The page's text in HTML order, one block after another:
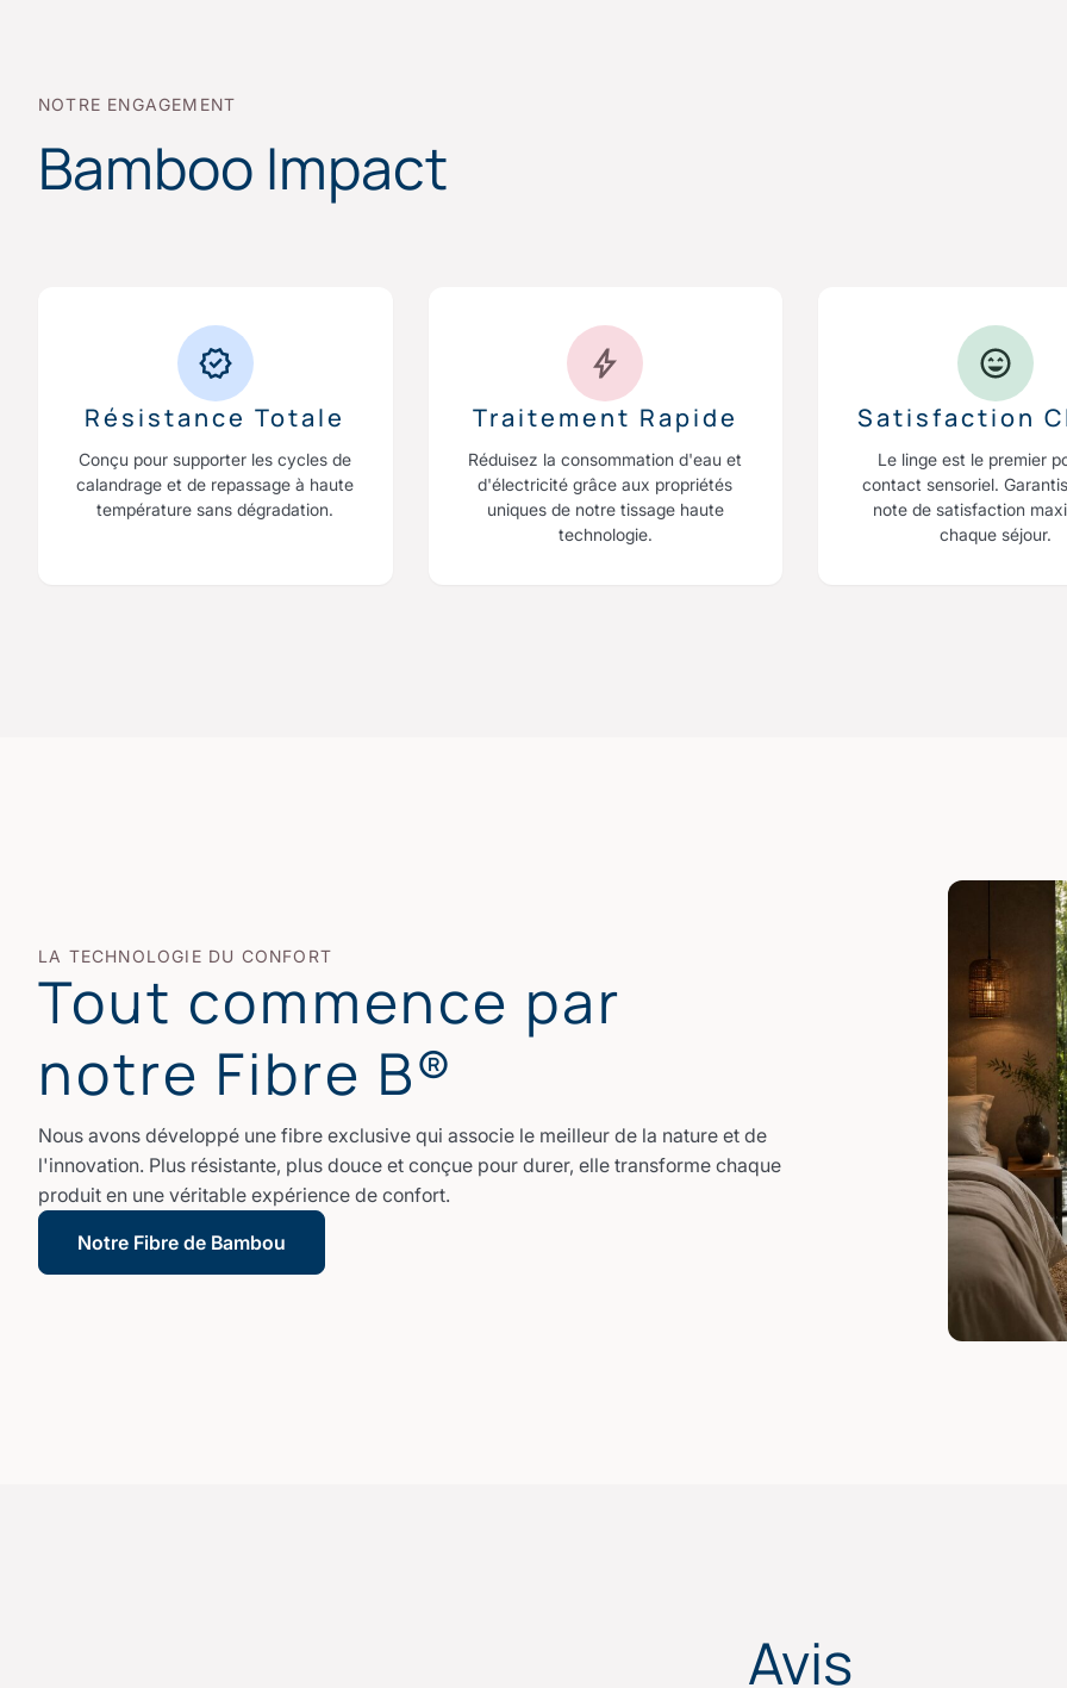
NOTRE ENGAGEMENT
Bamboo Impact
Résistance Totale
Conçu pour supporter les cycles de
calandrage et de repassage à haute
température sans dégradation.
Traitement Rapide
Réduisez la consommation d'eau et
d'électricité grâce aux propriétés
uniques de notre tissage haute
technologie.
Satisfaction
Le linge est le premier
contact sensoriel.
note de satisfaction
chaque séjour.
LA TECHNOLOGIE DU CONFORT
Tout commence par
notre Fibre B®
Nous avons développé une fibre exclusive qui associe le meilleur de la nature et de
l'innovation. Plus résistante, plus douce et conçue pour durer, elle transforme chaque
produit en une véritable expérience de confort.
Notre Fibre de Bambou
Avis